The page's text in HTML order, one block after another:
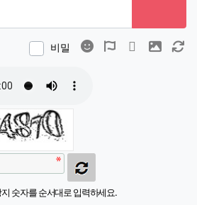
비밀 이모티콘폰트어썸
동영상 이미지
숫자를 순서대로 입력하세요.